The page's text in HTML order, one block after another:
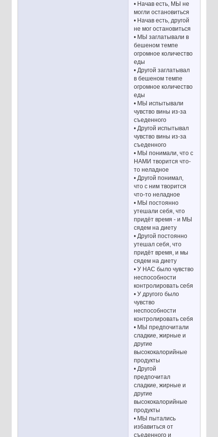
• Начав есть, МЫ не
могли остановиться
• Начав есть, другой
не мог остановиться
• МЫ заглатывали в
бешеном темпе
огромное количество
еды
• Другой заглатывал
в бешеном темпе
огромное количество
еды
• МЫ испытывали
чувство вины из-за
съеденного
• Другой испытывал
чувство вины из-за
съеденного
• МЫ понимали, что с
НАМИ творится что-
то неладное
• Другой понимал,
что с ним творится
что-то неладное
• МЫ постоянно
утешали себя, что
придёт время - и МЫ
сядем на диету
• Другой постоянно
утешал себя, что
придёт время, и мы
сядем на диету
• У НАС было чувство
неспособности
контролировать себя
• У другого было
чувство
неспособности
контролировать себя
• МЫ предпочитали
сладкие, жирные и
другие
высококалорийные
продукты
• Другой
предпочитал
сладкие, жирные и
другие
высококалорийные
продукты
• МЫ пытались
избавиться от
съеденного и